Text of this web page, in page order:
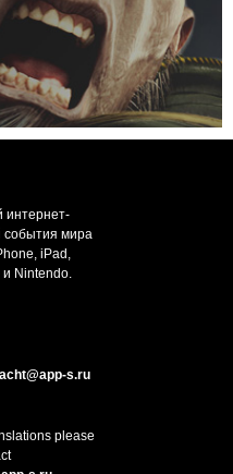
интернет-
мира
iPad,
и Nintendo.
s.ru
please